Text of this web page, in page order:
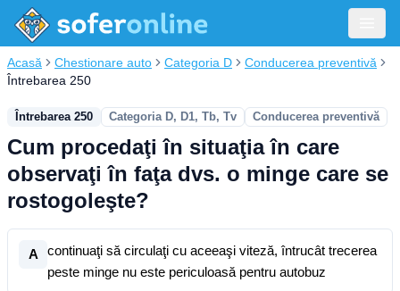
Acasă Chestionare auto Categoria D
Conducerea preventivă
Întrebarea 250
Întrebarea 250 Categoria D, D1, Tb, Tv Conducerea preventivă
Cum procedaţi în situaţia în care
observaţi în faţa dvs. o minge care se
rostogoleşte?
A
continuaţi să circulaţi cu aceeaşi viteză, întrucât trecerea
peste minge nu este periculoasă pentru autobuz